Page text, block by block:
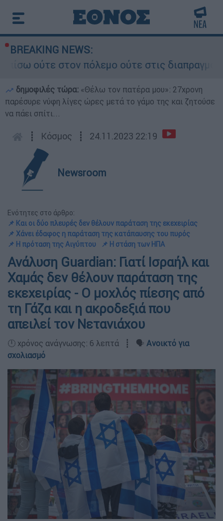
BREAKING NEWS:
στον πόλεμο ούτε στις διαπραγματεύσεις»
δημοφιλές τώρα: «Θέλω τον πατέρα μου»: 27χρονη
παρέσυρε νύφη λίγες ώρες μετά το γάμο της και ζητούσε
να πάει σπίτι...
┋ Κόσμος ┋ 24.11.2023 22:19
Newsroom
Ενότητες στο άρθρο:
📌 Και οι δύο πλευρές δεν θέλουν παράταση της εκεχειρίας
📌 Χάνει έδαφος η παράταση της κατάπαυσης του πυρός
📌 Η πρόταση της Αιγύπτου
📌 Η στάση των ΗΠΑ
Ανάλυση Guardian: Γιατί Ισραήλ και
Χαμάς δεν θέλουν παράταση της
εκεχειρίας - Ο μοχλός πίεσης από
τη Γάζα και η ακροδεξιά που
απειλεί τον Νετανιάχου
🕛 χρόνος ανάγνωσης: 6 λεπτά ┋ 🗣️ Ανοικτό για
σχολιασμό